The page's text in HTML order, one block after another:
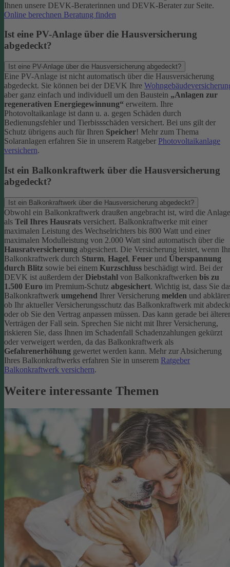
Ihnen unsere DEVK-Beraterinnen und DEVK-Berater zur Seite.
Online berechnen Beratung finden
Ist eine PV-Anlage über die Hausversicherung
abgedeckt?
Ist eine PV-Anlage über die Hausversicherung abgedeckt?
Eine PV-Anlage ist nicht automatisch über die Hausversicherung
abgedeckt. Sie können bei der DEVK Ihre
aber ganz einfach und individuell um den Baustein „Anlagen zur
regenerativen Energiegewinnung“ erweitern. Ihre
Photovoltaikanlage ist dann u. a. gegen Schäden durch
Bedienungsfehler und Tierbissschäden versichert. Bei uns gilt der
Schutz übrigens auch für Ihren Speicher! Mehr zum Thema
Solaranlagen erfahren Sie in unserem Ratgeber Photovoltaikanlage
versichern.
Ist ein Balkonkraftwerk über die Hausversicherung
abgedeckt?
Ist ein Balkonkraftwerk über die Hausversicherung abgedeckt?
Obwohl ein Balkonkraftwerk draußen angebracht ist, wird die Anlage
als Teil Ihres Hausrats versichert. Balkonkraftwerke mit einer
maximalen Leistung des Wechselrichters bis 800 Watt und einer
maximalen Modulleistung von 2.000 Watt sind automatisch über die
Hausratversicherung abgesichert. Die Versicherung leistet, wenn Ihr
Balkonkraftwerk durch Sturm, Hagel, Feuer und Überspannung
durch Blitz sowie bei einem Kurzschluss beschädigt wird. Bei der
DEVK ist außerdem der Diebstahl von Balkonkraftwerken bis zu
1.500 Euro im Premium-Schutz abgesichert. Wichtig ist, dass Sie
Balkonkraftwerk umgehend Ihrer Versicherung melden und
ob Ihr aktueller Versicherungsschutz das Balkonkraftwerk mit
oder ob Sie den Vertrag anpassen müssen. Das kann gerade bei
Verträgen der Fall sein. Sprechen Sie nicht mit Ihrer Versicherung,
riskieren Sie, dass Ihnen im Schadenfall Schadenzahlungen gekürzt
oder verweigert werden, da das Balkonkraftwerk als
Gefahrenerhöhung gewertet werden kann. Mehr zur Absicherung
Ihres Balkonkraftwerks erfahren Sie in unserem Ratgeber
Balkonkraftwerk versichern.
Weitere interessante Themen